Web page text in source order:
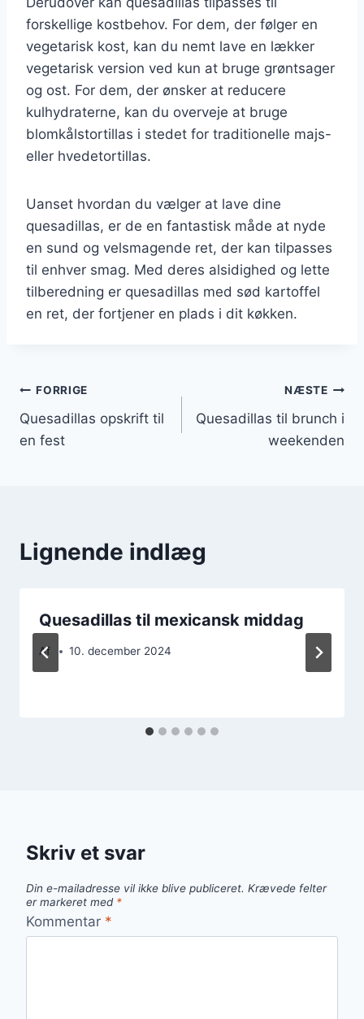
forskellige kostbehov. For dem, der følger en
vegetarisk kost, kan du nemt lave en lækker
vegetarisk version ved kun at bruge grøntsager
og ost. For dem, der ønsker at reducere
kulhydraterne, kan du overveje at bruge
blomkålstortillas i stedet for traditionelle majs-
eller hvedetortillas.
Uanset hvordan du vælger at lave dine
quesadillas, er de en fantastisk måde at nyde
en sund og velsmagende ret, der kan tilpasses
til enhver smag. Med deres alsidighed og lette
tilberedning er quesadillas med sød kartoffel
en ret, der fortjener en plads i dit køkken.
Indlægsnavigation
FORRIGE
Quesadillas opskrift til
en fest
NÆSTE
Quesadillas til brunch i
weekenden
Lignende indlæg
Quesadillas til mexicansk middag
Af 10. december 2024
Skriv et svar
Din e-mailadresse vil ikke blive publiceret. Krævede felter
er markeret med *
Kommentar *